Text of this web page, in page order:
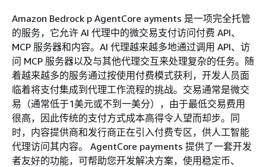
Amazon Bedrock p AgentCore ayments 是一项完全托管
的服务，它允许 AI 代理中的微交易支付访问付费 API、
MCP 服务器和内容。AI 代理越来越多地通过调用 API、访
问 MCP 服务器以及与其他代理交互来处理复杂的任务。随
着越来越多的服务通过按使用付费模式获利，开发人员面
临着将支付集成到代理工作流程的挑战。交易通常是微交
易（通常低于1美元或不到一美分），由于最低交易费用
很高，因此传统的支付方式成本高得令人望而却步。同
时，内容提供商和发行商正在引入付费专区，供人工智能
代理访问其内容。 AgentCore payments 提供了一套开发
者友好的功能，可帮助您开发解决方案，使用稳定币、